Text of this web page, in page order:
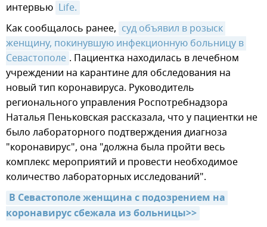
интервью Life.
Как сообщалось ранее, суд объявил в розыск
женщину, покинувшую инфекционную больницу в
Севастополе . Пациентка находилась в лечебном
учреждении на карантине для обследования на
новый тип коронавируса. Руководитель
регионального управления Роспотребнадзора
Наталья Пеньковская рассказала, что у пациентки не
было лабораторного подтверждения диагноза
"коронавирус", она "должна была пройти весь
комплекс мероприятий и провести необходимое
количество лабораторных исследований".
В Севастополе женщина с подозрением на
коронавирус сбежала из больницы>>